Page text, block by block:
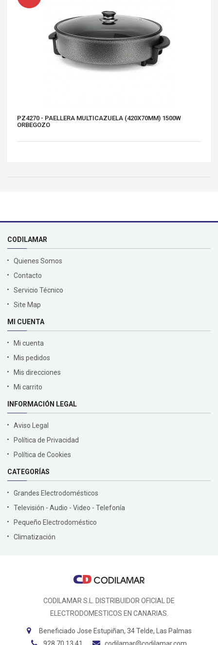
PZ4270 - PAELLERA MULTICAZUELA (420X70MM) 1500W
ORBEGOZO
CODILAMAR
Quienes Somos
Contacto
Servicio Técnico
Site Map
MI CUENTA
Mi cuenta
Mis pedidos
Mis direcciones
Mi carrito
INFORMACIÓN LEGAL
Aviso Legal
Política de Privacidad
Política de Cookies
CATEGORÍAS
Grandes Electrodomésticos
Televisión - Audio - Video - Telefonía
Pequeño Electrodoméstico
Climatización
CODILAMAR S.L. DISTRIBUIDOR OFICIAL DE
ELECTRODOMESTICOS EN CANARIAS.
Beneficiado Jose Estupiñan, 34 Telde, Las Palmas
928 70 13 41
codilamar@codilamar.com